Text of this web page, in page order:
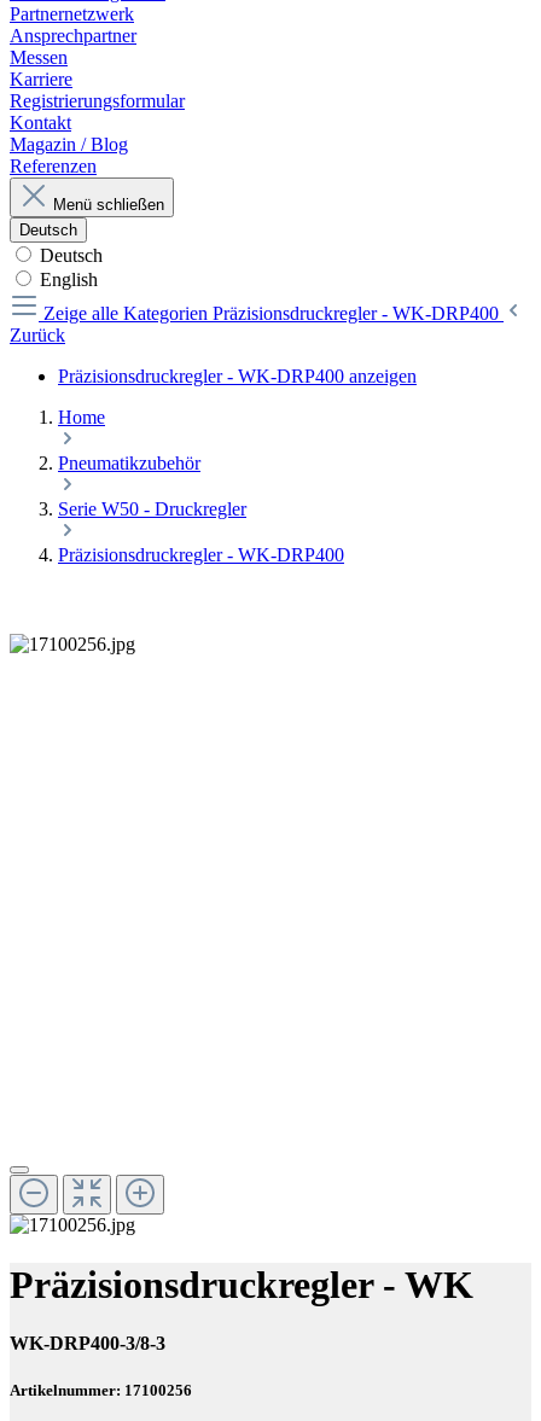
Partnernetzwerk
Ansprechpartner
Messen
Karriere
Registrierungsformular
Kontakt
Magazin / Blog
Referenzen
Menü schließen
Deutsch
Deutsch
English
Zeige alle Kategorien Präzisionsdruckregler - WK-DRP400
Zurück
Präzisionsdruckregler - WK-DRP400 anzeigen
Home
Pneumatikzubehör
Serie W50 - Druckregler
Präzisionsdruckregler - WK-DRP400
Präzisionsdruckregler - WK
WK-DRP400-3/8-3
Artikelnummer: 17100256